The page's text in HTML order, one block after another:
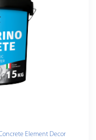
Element Decor